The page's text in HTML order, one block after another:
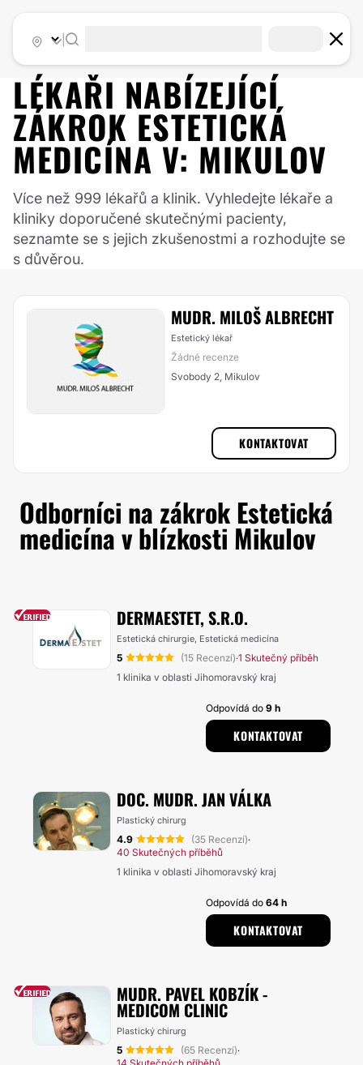
LÉKAŘI NABÍZEJÍCÍ
ZÁKROK ESTETICKÁ
MEDICÍNA V: MIKULOV
Více než 999 lékařů a klinik. Vyhledejte lékaře a
kliniky doporučené skutečnými pacienty,
seznamte se s jejich zkušenostmi a rozhodujte se
s důvěrou.
MUDR. MILOŠ ALBRECHT
Estetický lékař
Žádné recenze
Svobody 2, Mikulov
KONTAKTOVAT
Odborníci na zákrok Estetická
medicína v blízkosti Mikulov
DERMAESTET, S.R.O.
Estetická chirurgie, Estetická medicína
5 (15 Recenzí)·1 Skutečný příběh
1 klinika v oblasti Jihomoravský kraj
Odpovídá do9 h
KONTAKTOVAT
DOC. MUDR. JAN VÁLKA
Plastický chirurg
4.9 (35 Recenzí)·
40 Skutečných příběhů
1 klinika v oblasti Jihomoravský kraj
Odpovídá do64 h
KONTAKTOVAT
MUDR. PAVEL KOBZÍK -
MEDICOM CLINIC
Plastický chirurg
5 (65 Recenzí)·